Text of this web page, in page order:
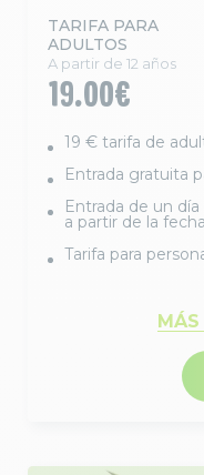
TARIFA PARA
ADULTOS
A partir de 12 años
19.00€
19 € tarifa de
Entrada gratuita
Entrada de un
a partir de la
Tarifa para